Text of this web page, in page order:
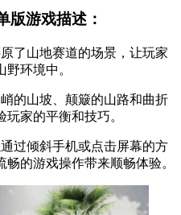
版游戏描述：
了山地赛道的场景，让玩家
环境中。
的山坡、颠簸的山路和曲折
家的平衡和技巧。
过倾斜手机或点击屏幕的方
的游戏操作带来顺畅体验。